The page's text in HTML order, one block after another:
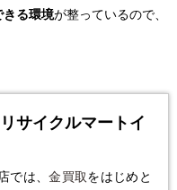
きる環境が整っているので、
サイクルマートイ
では、金買取をはじめと